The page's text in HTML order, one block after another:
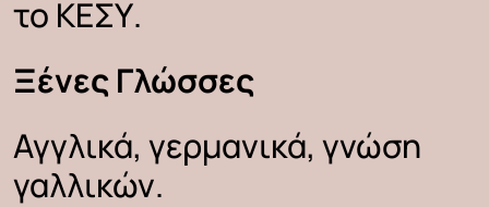
το ΚΕΣΥ.
ΞένεςΓλώσσες
Αγγλικά, γερμανικά, γνώση
γαλλικών.